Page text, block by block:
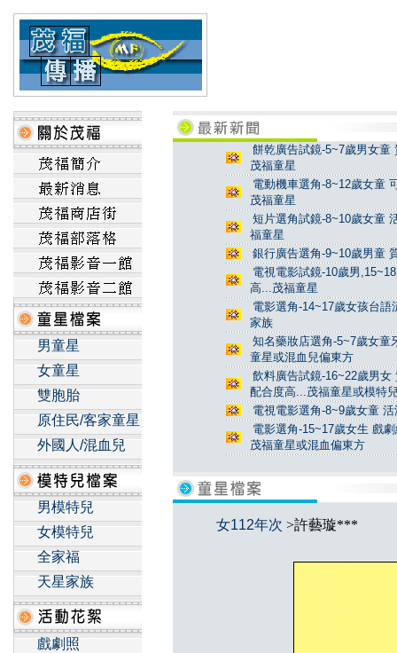
男童星
女童星
雙胞胎
原住民/客家童星
外國人/混血兒
男模特兒
女模特兒
全家福
天星家族
戲劇照
餅乾廣告試鏡-5~7歲男女
茂福童星
電動機車選角-8~12歲女童
茂福童星
短片選角試鏡-8~10歲女童
福童星
銀行廣告選角-9~10歲男童
電視電影試鏡-10歲男
高...茂福童星
電影選角-14~17歲女孩台
家族
知名藥妝店選角-5~7歲女童
童星或混血兒偏東方
飲料廣告試鏡-16~22歲男
配合度高...茂福童星或模特
電視電影選角-8~9歲女童
電影選角-15~17歲女生 戲
茂福童星或混血偏東方
女112年次 >許藝璇***